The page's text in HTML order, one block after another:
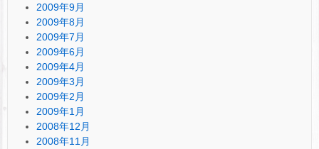
2009年9月
2009年8月
2009年7月
2009年6月
2009年4月
2009年3月
2009年2月
2009年1月
2008年12月
2008年11月